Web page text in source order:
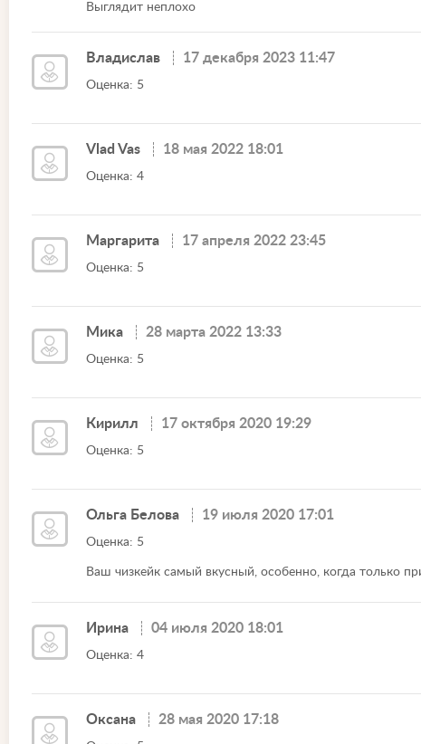
Выглядит неплохо
Владислав 17 декабря 2023 11:47
Оценка: 5
Vlad Vas 18 мая 2022 18:01
Оценка: 4
Маргарита 17 апреля 2022 23:45
Оценка: 5
Мика 28 марта 2022 13:33
Оценка: 5
Кирилл 17 октября 2020 19:29
Оценка: 5
Ольга Белова 19 июля 2020 17:01
Оценка: 5
Ваш чизкейк самый вкусный, особенно, когда только
Ирина 04 июля 2020 18:01
Оценка: 4
Оксана 28 мая 2020 17:18